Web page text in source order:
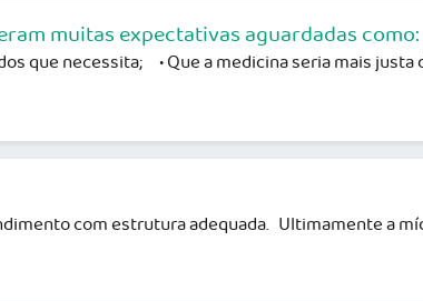
muitas expectativas aguardadas como:
que necessita; • Que a medicina seria mais justa
com estrutura adequada. Ultimamente a